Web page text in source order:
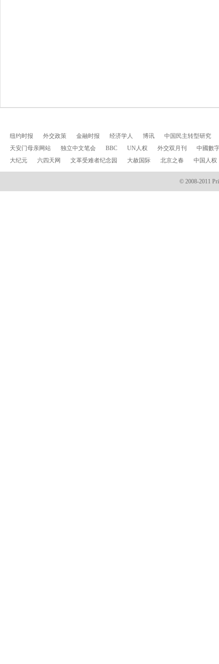
纽约时报 外交政策 金融时报 经济学人 博讯
中国民主转型研究
天安门母亲网站
独立中文笔会 BBC UN人权 外交双月刊
中國數
大纪元
六四天网 文革受难者纪念园 大赦国际 北京之春 中国人权
© 2008-2011